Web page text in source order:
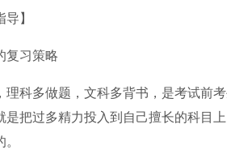
导】
复习策略
理科多做题，文科多背书，是考试前
是把过多精力投入到自己擅长的科目